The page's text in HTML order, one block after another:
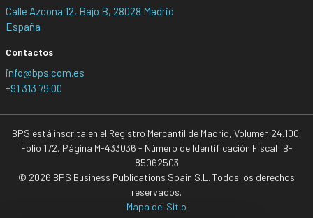
Calle Azcona 12, Bajo B, 28028 Madrid
España
Contactos
info@bps.com.es
+91 313 79 00
BPS está inscrita en el Registro Mercantil de Madrid, Volumen 24.100,
Folio 172, Página M-433036 - Número de Identificación Fiscal: B-
85062503
© 2026 BPS Business Publications Spain S.L. Todos los derechos
reservados.
Mapa del Sitio